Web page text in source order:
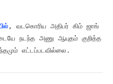
, வடகொரிய அதிபர் கிம் ஜாங்
நடந்த அணு ஆயுதம் குறித்த
எட்டப்படவில்லை.